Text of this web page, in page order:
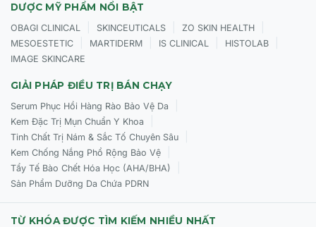
DƯỢC MỸ PHẨM NỔI BẬT
OBAGI CLINICAL SKINCEUTICALS ZO SKIN HEALTH
MESOESTETIC MARTIDERM IS CLINICAL HISTOLAB
IMAGE SKINCARE
GIẢI PHÁP ĐIỀU TRỊ BÁN CHẠY
Serum Phục Hồi Hàng Rào Bảo Vệ Da
Kem Đặc Trị Mụn Chuẩn Y Khoa
Tinh Chất Trị Nám & Sắc Tố Chuyên Sâu
Kem Chống Nắng Phổ Rộng Bảo Vệ
Tẩy Tế Bào Chết Hóa Học (AHA/BHA)
Sản Phẩm Dưỡng Da Chứa PDRN
TỪ KHÓA ĐƯỢC TÌM KIẾM NHIỀU NHẤT